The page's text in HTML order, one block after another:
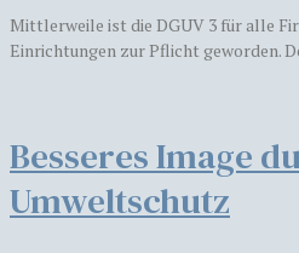
Mittlerweile ist die DGUV 3 für alle
Einrichtungen zur Pflicht geworden.
Besseres Image
Umweltschutz